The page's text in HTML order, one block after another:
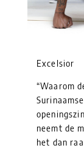
Excelsior
“Waarom
neemt de
het dan